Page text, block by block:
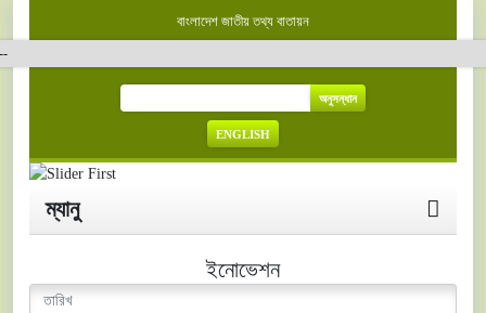
বাংলাদেশ জাতীয় তথ্য বাতায়ন
অনুসন্ধান
ENGLISH
ম্যানু
ইনোভেশন